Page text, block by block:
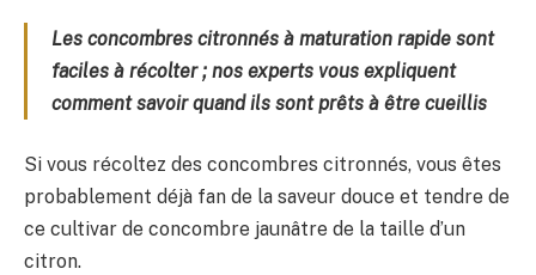
Les concombres citronnés à maturation rapide sont
faciles à récolter ; nos experts vous expliquent
comment savoir quand ils sont prêts à être cueillis
Si vous récoltez des concombres citronnés, vous êtes
probablement déjà fan de la saveur douce et tendre de
ce cultivar de concombre jaunâtre de la taille d’un
citron.